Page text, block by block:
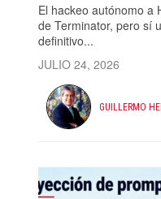
El hackeo autónomo a
de Terminator, pero sí
definitivo...
JULIO 24, 2026
GUILLERMO